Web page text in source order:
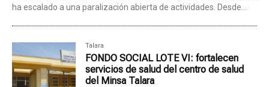
ha escalado a una paralización abierta de actividades. Desde...
Talara
FONDO SOCIAL LOTE VI: fortalecen
servicios de salud del centro de salud
del Minsa Talara